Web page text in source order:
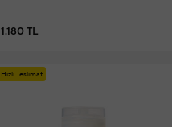
1.180 TL
Hızlı Teslimat